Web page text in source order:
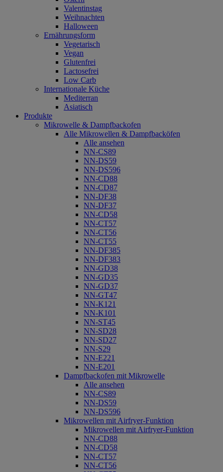
Valentinstag
Weihnachten
Halloween
Ernährungsform
Vegetarisch
Vegan
Glutenfrei
Lactosefrei
Low Carb
Internationale Küche
Mediterran
Asiatisch
Produkte
Mikrowelle & Dampfbackofen
Alle Mikrowellen & Dampfbacköfen
Alle ansehen
NN-CS89
NN-DS59
NN-DS596
NN-CD88
NN-CD87
NN-DF38
NN-DF37
NN-CD58
NN-CT57
NN-CT56
NN-CT55
NN-DF385
NN-DF383
NN-GD38
NN-GD35
NN-GD37
NN-GT47
NN-K121
NN-K101
NN-ST45
NN-SD28
NN-SD27
NN-S29
NN-E221
NN-E201
Dampfbackofen mit Mikrowelle
Alle ansehen
NN-CS89
NN-DS59
NN-DS596
Mikrowellen mit Airfryer-Funktion
Mikrowellen mit Airfryer-Funktion
NN-CD88
NN-CD58
NN-CT57
NN-CT56